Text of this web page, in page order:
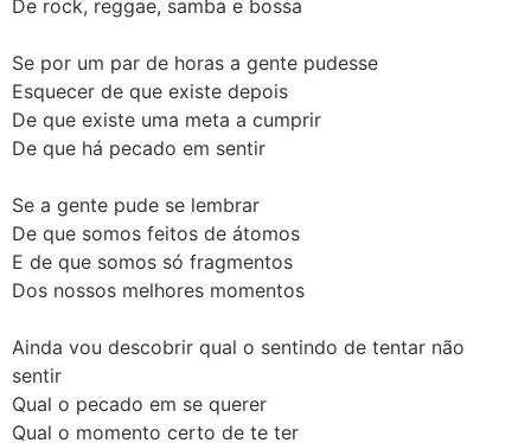
De rock, reggae, samba e bossa
Se por um par de horas a gente pudesse
Esquecer de que existe depois
De que existe uma meta a cumprir
De que há pecado em sentir
Se a gente pude se lembrar
De que somos feitos de átomos
E de que somos só fragmentos
Dos nossos melhores momentos
Ainda vou descobrir qual o sentindo de tentar não
sentir
Qual o pecado em se querer
Qual o momento certo de te ter